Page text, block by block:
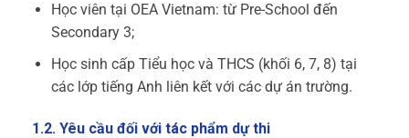
Học viên tại OEA Vietnam: từ Pre-School đến
Secondary 3;
Học sinh cấp Tiểu học và THCS (khối 6, 7, 8) tại
các lớp tiếng Anh liên kết với các dự án trường.
1.2. Yêu cầu đối với tác phẩm dự thi